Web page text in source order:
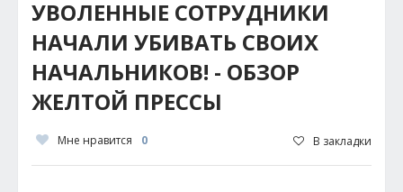
УВОЛЕННЫЕ СОТРУДНИКИ
НАЧАЛИ УБИВАТЬ СВОИХ
НАЧАЛЬНИКОВ! - ОБЗОР
ЖЕЛТОЙ ПРЕССЫ
Мне нравится 0 В закладки